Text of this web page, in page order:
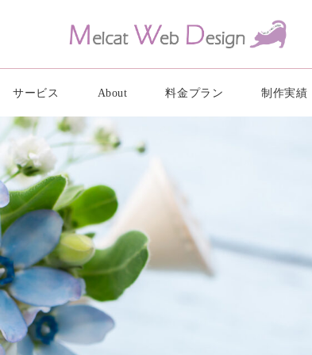
サービス About 料金プラン 制作実績